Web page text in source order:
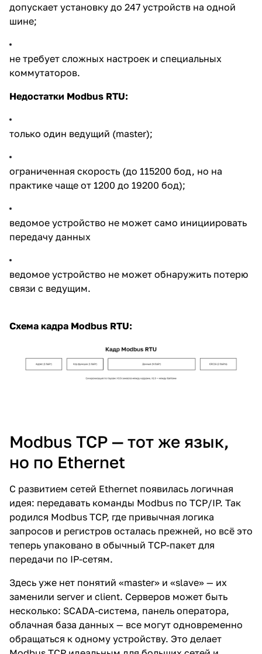
допускает установку до 247 устройств на одной
шине;
не требует сложных настроек и специальных
коммутаторов.
Недостатки Modbus RTU:
только один ведущий (master);
ограниченная скорость (до 115200 бод, но на
практике чаще от 1200 до 19200 бод);
ведомое устройство не может само инициировать
передачу данных
ведомое устройство не может обнаружить потерю
связи с ведущим.
Схема кадра Modbus RTU:
Modbus TCP — тот же язык,
но по Ethernet
С развитием сетей Ethernet появилась логичная
идея: передавать команды Modbus по TCP/IP. Так
родился Modbus TCP, где привычная логика
запросов и регистров осталась прежней, но всё это
теперь упаковано в обычный TCP-пакет для
передачи по IP-сетям.
Здесь уже нет понятий «master» и «slave» — их
заменили server и client. Серверов может быть
несколько: SCADA-система, панель оператора,
облачная база данных — все могут одновременно
обращаться к одному устройству. Это делает